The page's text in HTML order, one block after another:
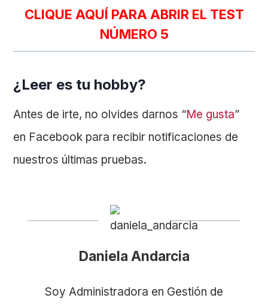
CLIQUE AQUÍ PARA ABRIR EL TEST
NÚMERO 5
¿Leer es tu hobby?
Antes de irte, no olvides darnos “Me gusta”
en Facebook para recibir notificaciones de
nuestros últimas pruebas.
Daniela Andarcia
Soy Administradora en Gestión de